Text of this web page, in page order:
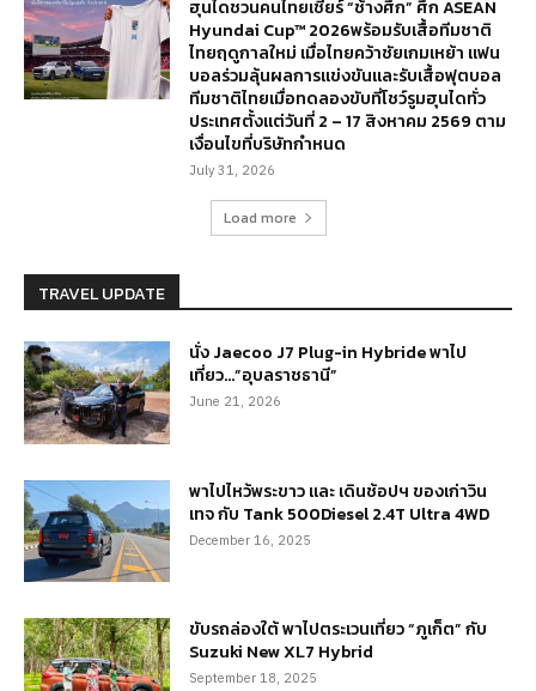
ฮุนไดชวนคนไทยเชียร์ “ช้างศึก” ศึก ASEAN
Hyundai Cup™ 2026พร้อมรับเสื้อทีมชาติ
ไทยฤดูกาลใหม่ เมื่อไทยคว้าชัยเกมเหย้า แฟน
บอลร่วมลุ้นผลการแข่งขันและรับเสื้อฟุตบอล
ทีมชาติไทยเมื่อทดลองขับที่โชว์รูมฮุนไดทั่ว
ประเทศตั้งแต่วันที่ 2 – 17 สิงหาคม 2569 ตาม
เงื่อนไขที่บริษัทกำหนด
July 31, 2026
Load more
TRAVEL UPDATE
นั่ง Jaecoo J7 Plug-in Hybride พาไป
เที่ยว…”อุบลราชธานี”
June 21, 2026
พาไปไหว้พระขาว และ เดินช้อปฯ ของเก่าวิน
เทจ กับ Tank 500Diesel 2.4T Ultra 4WD
December 16, 2025
ขับรถล่องใต้ พาไปตระเวนเที่ยว “ภูเก็ต” กับ
Suzuki New XL7 Hybrid
September 18, 2025